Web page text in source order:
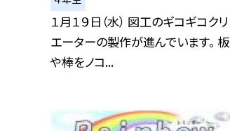
１月１９日（水） 図工のギコギコクリ
エーターの製作が進んでいます。 板
や棒をノコ...